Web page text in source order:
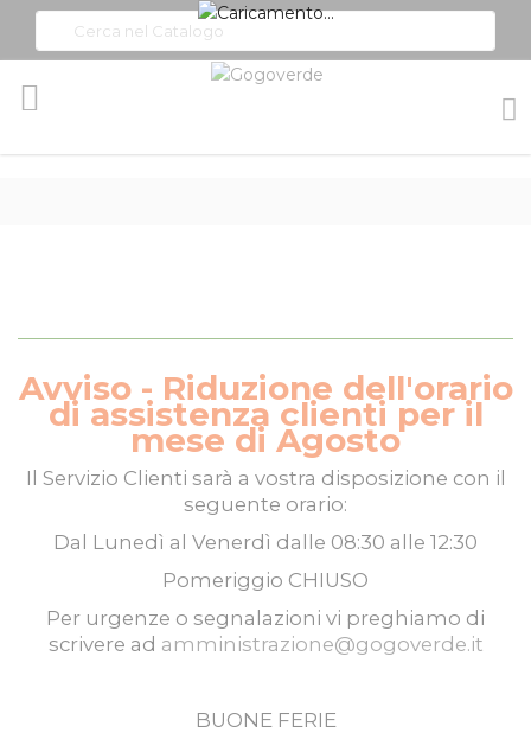
Avviso - Riduzione dell'orario
di assistenza clienti per il
mese di Agosto
Il Servizio Clienti sarà a vostra disposizione con il
seguente orario:
Dal Lunedì al Venerdì dalle 08:30 alle 12:30
Pomeriggio CHIUSO
Per urgenze o segnalazioni vi preghiamo di
scrivere ad amministrazione@gogoverde.it
BUONE FERIE